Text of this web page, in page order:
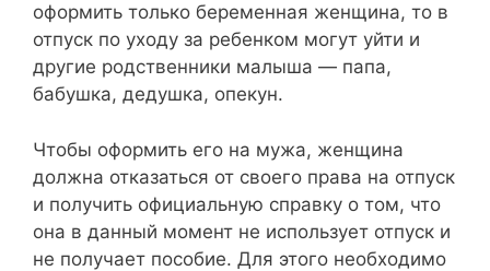
оформить только беременная женщина, то в
отпуск по уходу за ребенком могут уйти и
другие родственники малыша — папа,
бабушка, дедушка, опекун.
Чтобы оформить его на мужа, женщина
должна отказаться от своего права на отпуск
и получить официальную справку о том, что
она в данный момент не использует отпуск и
не получает пособие. Для этого необходимо